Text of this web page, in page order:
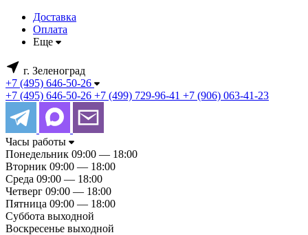
Доставка
Оплата
Еще
г. Зеленоград
+7 (495) 646-50-26
+7 (495) 646-50-26 +7 (499) 729-96-41 +7 (906) 063-41-23
Часы работы
Понедельник 09:00 — 18:00
Вторник 09:00 — 18:00
Среда 09:00 — 18:00
Четверг 09:00 — 18:00
Пятница 09:00 — 18:00
Суббота выходной
Воскресенье выходной